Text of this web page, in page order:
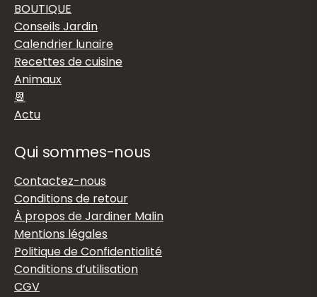
BOUTIQUE
Conseils Jardin
Calendrier lunaire
Recettes de cuisine
Animaux
📆
Actu
Qui sommes-nous
Contactez-nous
Conditions de retour
À propos de Jardiner Malin
Mentions légales
Politique de Confidentialité
Conditions d’utilisation
CGV